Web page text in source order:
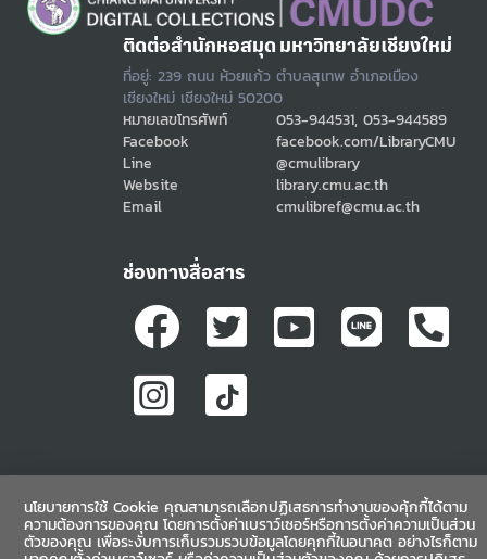
ติดต่อสำนักหอสมุด มหาวิทยาลัยเชียงใหม่
ที่อยู่: 239 ถนน ห้วยแก้ว ตำบลสุเทพ อำเภอเมือง
เชียงใหม่ เชียงใหม่ 50200
หมายเลขโทรศัพท์ 053-944531, 053-944589
Facebook
facebook.com/LibraryCMU
Line
@cmulibrary
Website
library.cmu.ac.th
Email
cmulibref@cmu.ac.th
ช่องทางสื่อสาร
Copyright©2021 Chiang Mai University Library. All rights reserved
นโยบายการใช้ Cookie คุณสามารถเลือกปฏิเสธการทำงานของคุ้กกี้ได้ตาม
ความต้องการของคุณ โดยการตั้งค่าเบราว์เซอร์หรือการตั้งค่าความเป็นส่วน
ตัวของคุณ เพื่อระงับการเก็บรวมรวบข้อมูลโดยคุกกี้ในอนาคต อย่างไรก็ตาม